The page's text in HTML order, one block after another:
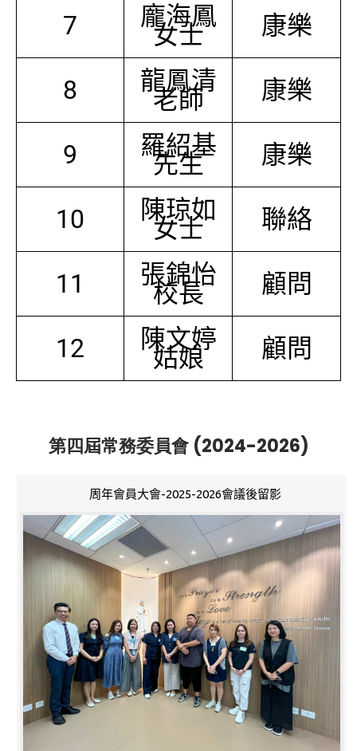
7 龐海鳳
女士 康樂
8 龍鳳清
老師 康樂
9 羅紹基
先生 康樂
10 陳琼如
女士 聯絡
11 張錦怡
校長 顧問
12 陳文婷
姑娘 顧問
第四屆常務委員會 (2024-2026)
周年會員大會-2025-2026會議後留影